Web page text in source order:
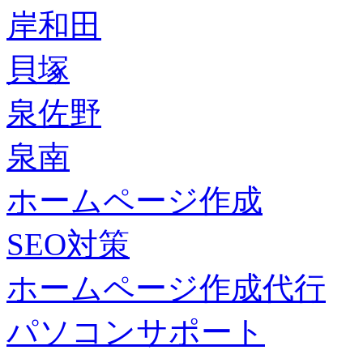
岸和田
貝塚
泉佐野
泉南
ホームページ作成
SEO対策
ホームページ作成代行
パソコンサポート